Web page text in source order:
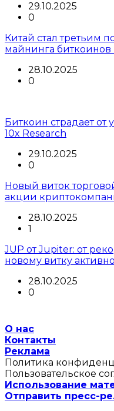
29.10.2025
0
Китай стал третьим
майнинга
28.10.2025
0
Биткоин страдает
10x Research
29.10.2025
0
Новый виток
акции
28.10.2025
1
JUP от Jupiter: от
новому витку
28.10.2025
0
О нас
Контакты
Реклама
Политика
Пользовательское
Использование
Отправить пресс-